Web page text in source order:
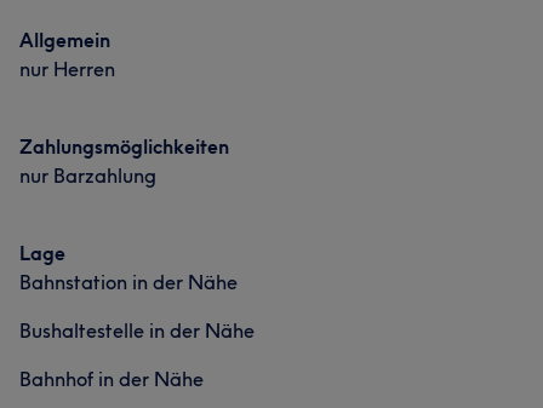
Allgemein
nur Herren
Zahlungsmöglichkeiten
nur Barzahlung
Lage
Bahnstation in der Nähe
Bushaltestelle in der Nähe
Bahnhof in der Nähe